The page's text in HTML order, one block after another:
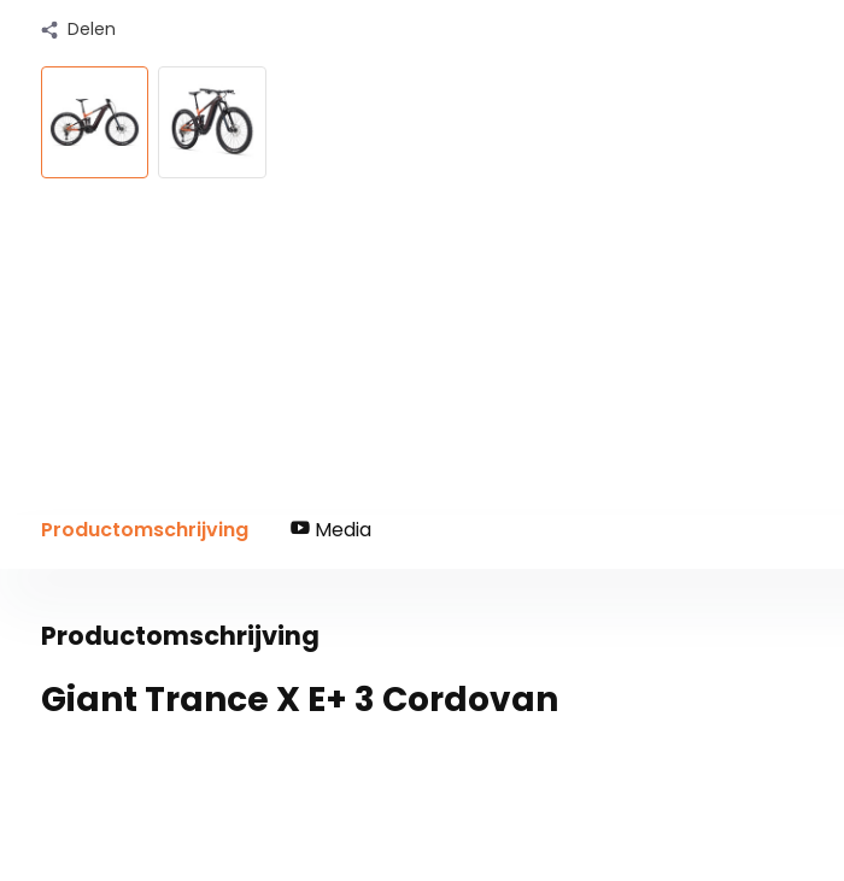
Delen
Productomschrijving Media
Productomschrijving
Giant Trance X E+ 3 Cordovan